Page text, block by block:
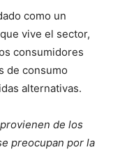
como un
vive el sector,
consumidores
de consumo
alternativas.
de los
preocupan por la